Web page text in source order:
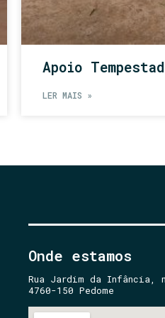
Apoio
LER MAIS »
Onde estamos
Rua Jardim da Infância,
4760-150 Pedome